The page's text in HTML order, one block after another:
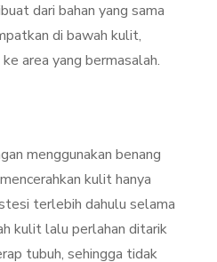
dari bahan yang sama
di bawah kulit,
area yang bermasalah.
menggunakan benang
kulit hanya
terlebih dahulu selama
kulit lalu perlahan ditarik
tubuh, sehingga tidak